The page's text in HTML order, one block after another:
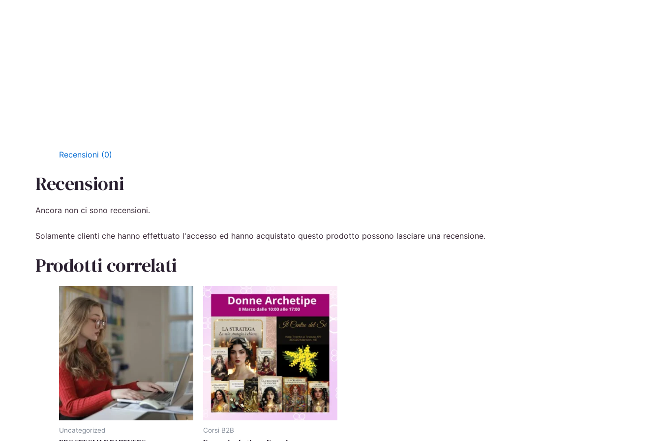
Recensioni (0)
Recensioni
Ancora non ci sono recensioni.
Solamente clienti che hanno effettuato l'accesso ed hanno acquistato questo prodotto possono lasciare una recensione.
Prodotti correlati
Uncategorized Corsi B2B